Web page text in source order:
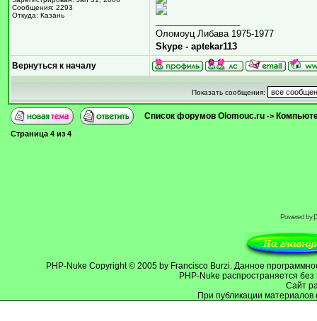
Сообщения: 2293
Откуда: Казань
Оломоуц Либава 1975-1977
Skype - aptekar113
Вернуться к началу
Показать сообщения:
Список форумов Olomouc.ru ->
Страница 4 из 4
Powered by
PHP-Nuke Copyright © 2005 by Francisco Burzi. Данное
PHP-Nuke распространяется
Cайт
При публикации